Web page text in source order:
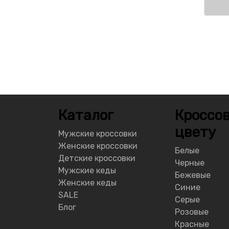
Каталог
Мужские кроссовки
Женские кроссовки
Детские кроссовки
Мужские кеды
Женские кеды
SALE
Блог
цвету
Белые
Черные
Бежевые
Синие
Серые
Розовые
Красные